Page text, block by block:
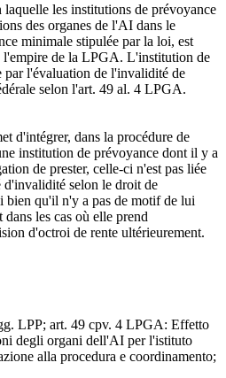
les institutions de prévoyance
des organes de l'AI dans le
minimale stipulée par la loi, est
l'empire de la LPGA. L'institution de
par l'évaluation de l'invalidité de
selon l'art. 49 al. 4 LPGA.
d'intégrer, dans la procédure de
institution de prévoyance dont il y a
de prester, celle-ci n'est pas liée
selon le droit de
bien qu'il n'y a pas de motif de lui
les cas où elle prend
d'octroi de rente ultérieurement.
LPP; art. 49 cpv. 4 LPGA: Effetto
degli organi dell'AI per l'istituto
alla procedura e coordinamento;